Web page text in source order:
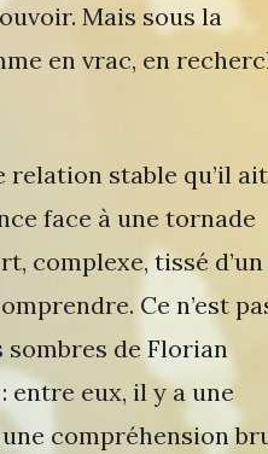
Mais sous la
en vrac, en
relation stable qu’il ait
face à une tornade
complexe, tissé d’un
Ce n’est
de Florian
entre eux, il y a une
compréhension